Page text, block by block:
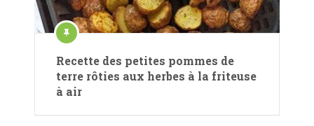
Recette des petites pommes de
terre rôties aux herbes à la friteuse
à air